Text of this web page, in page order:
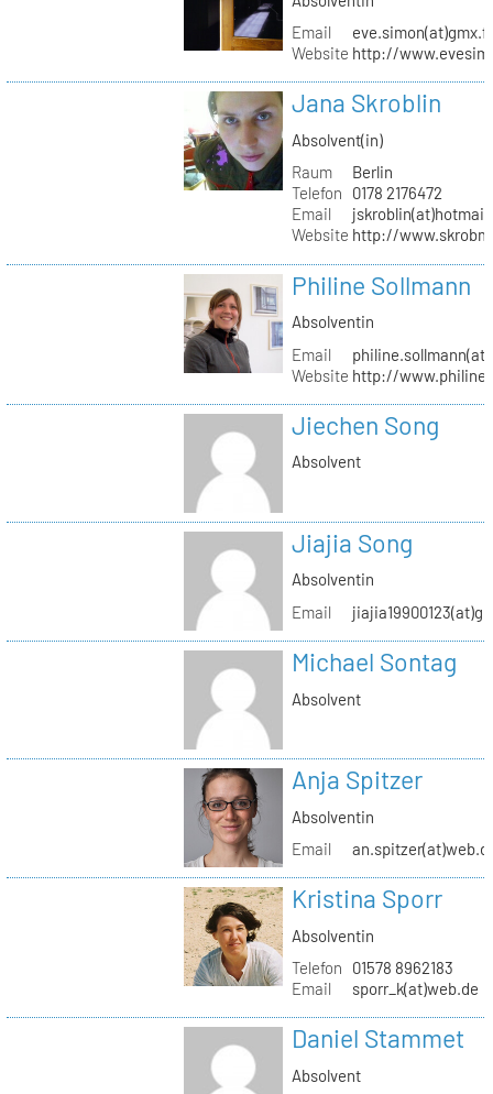
Email
eve.simon(at)gmx.fr
Website http://
Jana Skroblin
Absolvent(in)
Raum
Berlin
Telefon
0178 2176472
Email
Website http://
Philine Sollmann
Absolventin
Email
Website http://
Jiechen Song
Absolvent
Jiajia Song
Absolventin
Email
Michael Sontag
Absolvent
Anja Spitzer
Absolventin
Email
Kristina Sporr
Absolventin
Telefon
01578 8962183
Email
sporr_k(at)web.de
Daniel Stammet
Absolvent